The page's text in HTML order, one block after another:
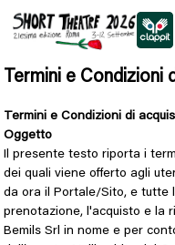
Termini e Condizioni
Termini e Condizioni di
Oggetto
Il presente testo riporta i
dei quali viene offerto agli
da ora il Portale/Sito, e tutte
prenotazione, l'acquisto e la
Bemils Srl in nome e per